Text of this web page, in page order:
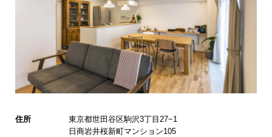
住所
東京都世田谷区駒沢3丁目27−1
日商岩井桜新町マンション105